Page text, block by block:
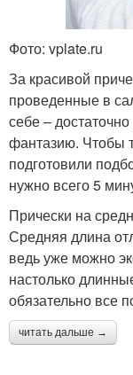
Фото: vplate.ru
За красивой
проведенные в
себе –
фантазию. Чтобы
подготовили
нужно всего 5
Прически на
Средняя длина
ведь уже можно
настолько
обязательно все
читать дальше →